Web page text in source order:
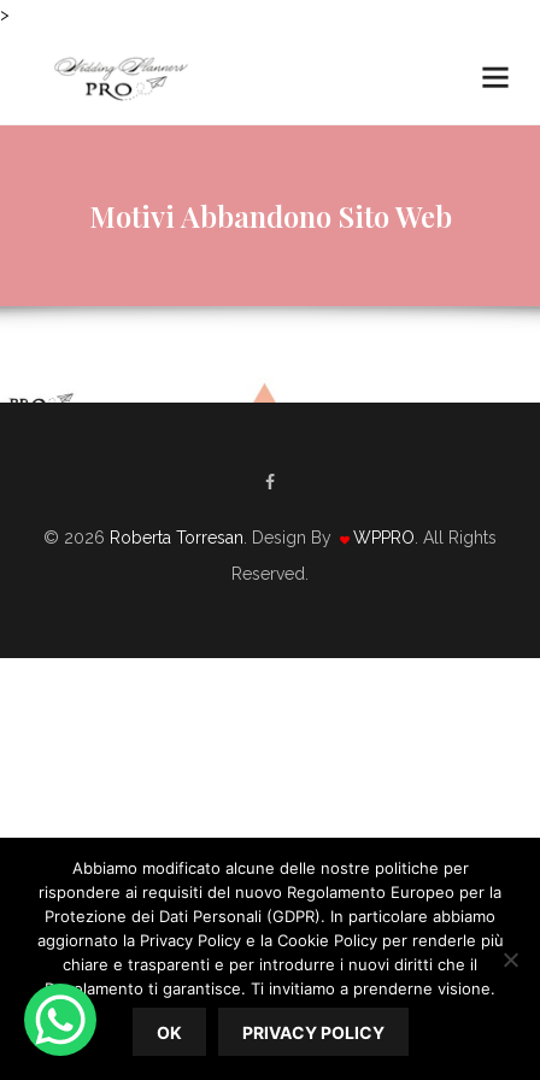
>
Motivi Abbandono Sito Web
5 Motivi Per Cui Gli Sposi Abbandonano Il
Tuo Sito Web
09/17/2018 ByRoberta Torresan In WEDDING PLANNER
5 Motivi per cui gli Sposi abbandonano il tuo Sito Web
Finalmente hai il tuo sito web, ne sei molto fiero e lo hai
© 2026 Roberta Torresan . Design By WPPRO . All Rights
Reserved.
Abbiamo modificato alcune delle nostre politiche per
rispondere ai requisiti del nuovo Regolamento Europeo per la
Protezione dei Dati Personali (GDPR). In particolare abbiamo
aggiornato la Privacy Policy e la Cookie Policy per renderle più
chiare e trasparenti e per introdurre i nuovi diritti che il
Regolamento ti garantisce. Ti invitiamo a prenderne visione.
OK PRIVACY POLICY